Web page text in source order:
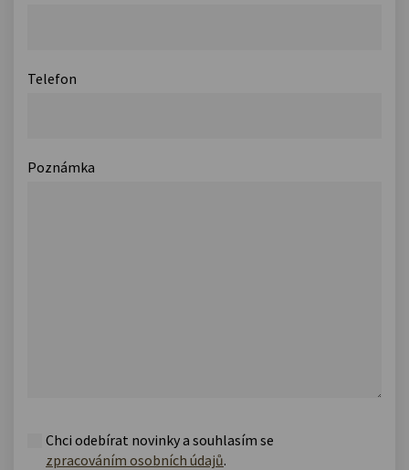
Telefon
Poznámka
Chci odebírat novinky a souhlasím se
zpracováním osobních údajů.